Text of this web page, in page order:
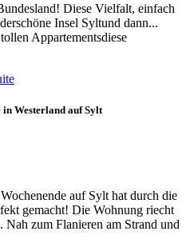
Diese Vielfalt, einfach
Insel Syltund dann...
Appartementsdiese
in Westerland auf Sylt
auf Sylt hat durch die
gemacht! Die Wohnung riecht
Nah zum Flanieren am Strand und